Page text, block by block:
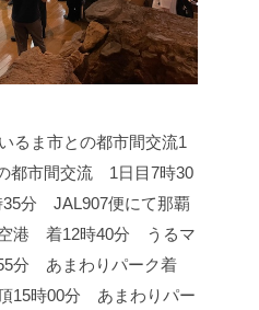
るま市との都市間交流1
都市間交流 1日目7時30
35分 JAL907便にて那覇
港 着12時40分 うるマ
分 あまわりパーク着
15時00分 あまわりパー